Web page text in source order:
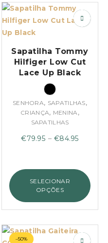
Sapatilha Tommy
Hilfiger Low Cut
Lace Up Black
SENHORA, SAPATILHAS,
CRIANÇA, MENINA,
SAPATILHAS
€79.95 – €84.95Price
through
€84.95
SELECIONAR
OPÇÕES
–50%